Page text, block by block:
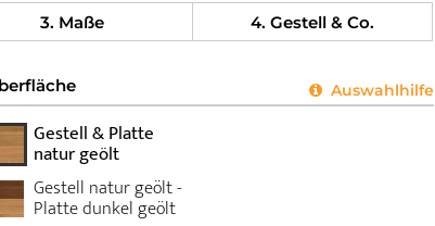
3. Maße 4. Gestell & Co.
Auswahlhilfe
Gestell & Platte
natur geölt
Gestell natur geölt -
Platte dunkel geölt